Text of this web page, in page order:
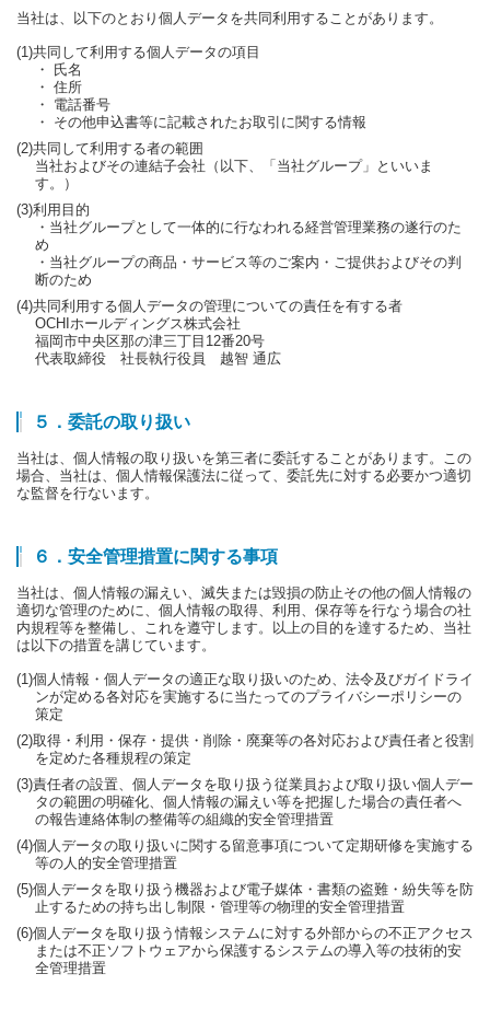
当社は、以下のとおり個人データを共同利用することがあります。
(1)共同して利用する個人データの項目
・ 氏名
・ 住所
・ 電話番号
・ その他申込書等に記載されたお取引に関する情報
(2)共同して利用する者の範囲
当社およびその連結子会社（以下、「当社グループ」といいま
す。）
(3)利用目的
・当社グループとして一体的に行なわれる経営管理業務の遂行のた
め
・当社グループの商品・サービス等のご案内・ご提供およびその判
断のため
(4)共同利用する個人データの管理についての責任を有する者
OCHIホールディングス株式会社
福岡市中央区那の津三丁目12番20号
代表取締役 社長執行役員 越智 通広
５．委託の取り扱い
当社は、個人情報の取り扱いを第三者に委託することがあります。この
場合、当社は、個人情報保護法に従って、委託先に対する必要かつ適切
な監督を行ないます。
６．安全管理措置に関する事項
当社は、個人情報の漏えい、滅失または毀損の防止その他の個人情報の
適切な管理のために、個人情報の取得、利用、保存等を行なう場合の社
内規程等を整備し、これを遵守します。以上の目的を達するため、当社
は以下の措置を講じています。
(1)個人情報・個人データの適正な取り扱いのため、法令及びガイドライ
ンが定める各対応を実施するに当たってのプライバシーポリシーの
策定
(2)取得・利用・保存・提供・削除・廃棄等の各対応および責任者と役割
を定めた各種規程の策定
(3)責任者の設置、個人データを取り扱う従業員および取り扱い個人デー
タの範囲の明確化、個人情報の漏えい等を把握した場合の責任者へ
の報告連絡体制の整備等の組織的安全管理措置
(4)個人データの取り扱いに関する留意事項について定期研修を実施する
等の人的安全管理措置
(5)個人データを取り扱う機器および電子媒体・書類の盗難・紛失等を防
止するための持ち出し制限・管理等の物理的安全管理措置
(6)個人データを取り扱う情報システムに対する外部からの不正アクセス
または不正ソフトウェアから保護するシステムの導入等の技術的安
全管理措置